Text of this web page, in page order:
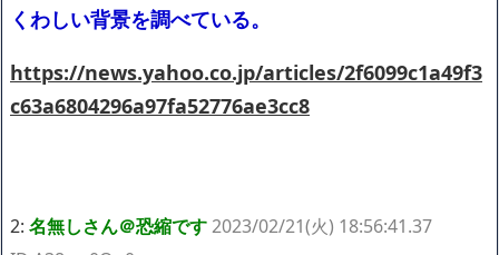
くわしい背景を調べている。
https://news.yahoo.co.jp/articles/2f6099c1a49f3
c63a6804296a97fa52776ae3cc8
2: 名無しさん＠恐縮です2023/02/21(火) 18:56:41.37